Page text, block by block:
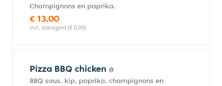
Champignons en paprika.
€ 13,00
incl. statiegeld (€ 0,00)
Pizza BBQ chicken
BBQ saus, kip, paprika, champignons en